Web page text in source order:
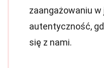
zaangażowaniu w
autentyczność,
się z nami.